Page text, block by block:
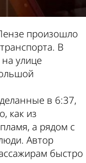
произошло
В
улице
в 6:37,
как из
а рядом с
Автор
быстро